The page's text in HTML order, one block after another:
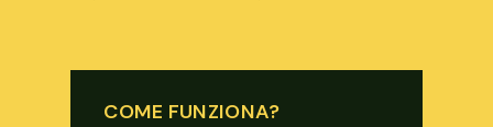
COME FUNZIONA?